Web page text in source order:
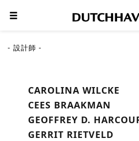
- 設計師 -
CAROLINA WILCKE
CEES BRAAKMAN
GEOFFREY D.
GERRIT RIETVELD